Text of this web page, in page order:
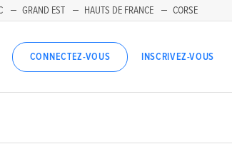
GRAND EST HAUTS DE FRANCE CORSE
CONNECTEZ-VOUS INSCRIVEZ-VOUS